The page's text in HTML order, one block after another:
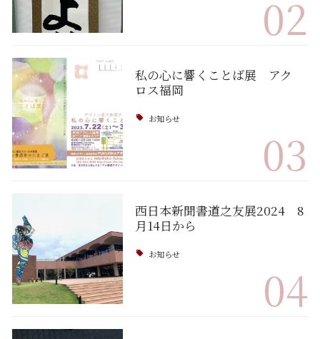
02
私の心に響くことば展 アク
ロス福岡
お知らせ
03
西日本新聞書道之友展2024 8
月14日から
お知らせ
04